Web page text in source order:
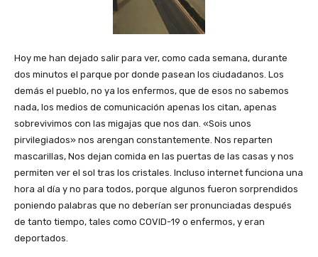
Hoy me han dejado salir para ver, como cada semana, durante
dos minutos el parque por donde pasean los ciudadanos. Los
demás el pueblo, no ya los enfermos, que de esos no sabemos
nada, los medios de comunicación apenas los citan, apenas
sobrevivimos con las migajas que nos dan. «Sois unos
pirvilegiados» nos arengan constantemente. Nos reparten
mascarillas, Nos dejan comida en las puertas de las casas y nos
permiten ver el sol tras los cristales. Incluso internet funciona una
hora al día y no para todos, porque algunos fueron sorprendidos
poniendo palabras que no deberían ser pronunciadas después
de tanto tiempo, tales como COVID-19 o enfermos, y eran
deportados.